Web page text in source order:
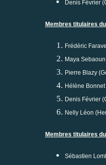
Denis Février
Membres titulaires
Frédéric
Maya
Pierre Blazy
Hélène
Denis Février
Nelly Léon
Membres titulaires
Sébastien